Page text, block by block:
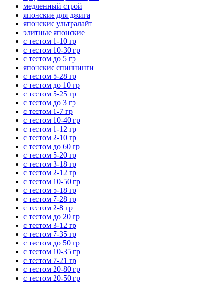
медленный строй
японские для джига
японские ультралайт
элитные японские
с тестом 1-10 гр
с тестом 10-30 гр
с тестом до 5 гр
японские спиннинги
с тестом 5-28 гр
с тестом до 10 гр
с тестом 5-25 гр
с тестом до 3 гр
с тестом 1-7 гр
с тестом 10-40 гр
с тестом 1-12 гр
с тестом 2-10 гр
с тестом до 60 гр
с тестом 5-20 гр
с тестом 3-18 гр
с тестом 2-12 гр
с тестом 10-50 гр
с тестом 5-18 гр
с тестом 7-28 гр
с тестом 2-8 гр
с тестом до 20 гр
с тестом 3-12 гр
с тестом 7-35 гр
с тестом до 50 гр
с тестом 10-35 гр
с тестом 7-21 гр
с тестом 20-80 гр
с тестом 20-50 гр